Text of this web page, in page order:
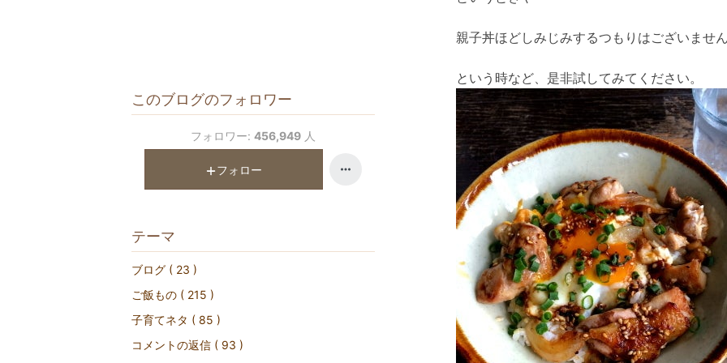
親子丼ほどしみじみするつもりはございませ
という時など、是非試してみてください。
このブログのフォロワー
フォロワー: 456,949 人
フォロー
テーマ
ブログ ( 23 )
ご飯もの ( 215 )
子育てネタ ( 85 )
コメントの返信 ( 93 )